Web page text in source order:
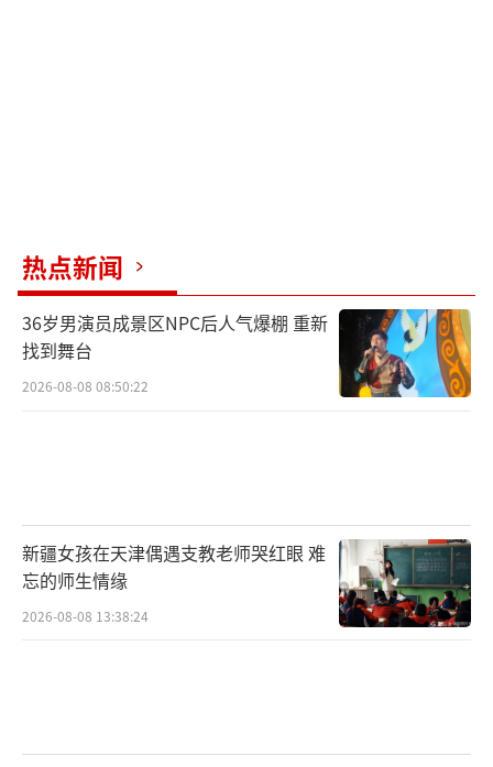
激；在医生建议下合理驱虫，防止肠蠕动紊
乱。周小渔主任强调，一旦发现孩子出现疑似
肠套叠症状，应立即就医，避免在家自行处
理，以免延误病情。正确处理，及时治疗，大
多数肠套叠病例可得到有效治愈。孩子突发肠
热点新闻
36岁男演员成景区NPC后人气爆棚 重新
找到舞台
2026-08-08 08:50:22
新疆女孩在天津偶遇支教老师哭红眼 难
忘的师生情缘
2026-08-08 13:38:24